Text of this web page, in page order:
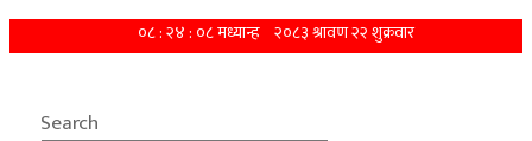
Search